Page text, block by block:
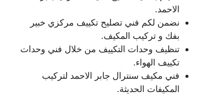
الاحمد.
نضمن لكم فني تصليح تكييف مركزي خبير
بفك و تركيب المكيف.
تنظيف وحدات التكييف من خلال فني وحدات
تكييف الهواء.
فني مكيف سنترال جابر الاحمد لتركيب
المكيفات الحديثة.